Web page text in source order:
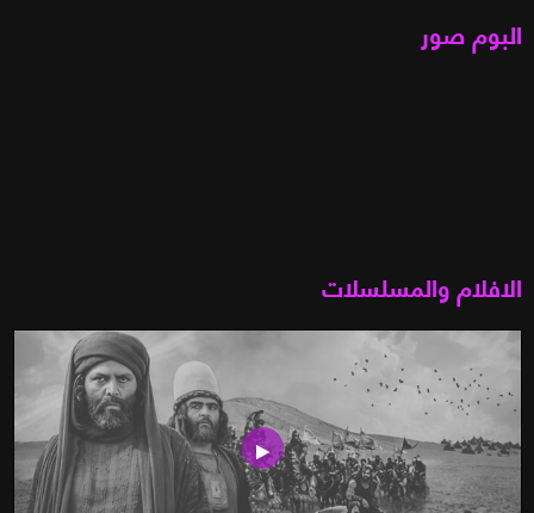
البوم صور
الافلام والمسلسلات